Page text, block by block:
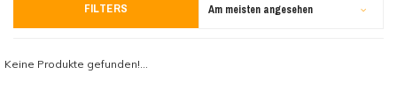
FILTERS Am meisten angesehen
Keine Produkte gefunden!...